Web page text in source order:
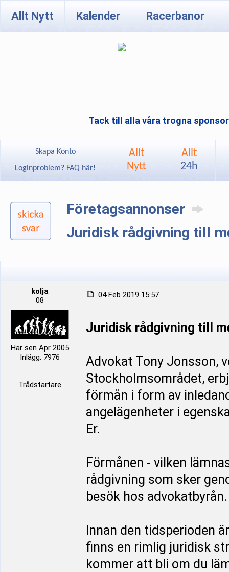
Allt Nytt Kalender Racerbanor
Tack till alla våra trogna
Skapa Konto
Loginproblem? FAQ här!
Allt
Nytt
Allt
24h
Företagsannonser
Juridisk rådgivning till
kolja
08
Här sen Apr 2005
Inlägg: 7976
Trådstartare
04 Feb 2019 15:57
Juridisk rådgivning till
Advokat Tony Jonsson,
Stockholmsområdet,
förmån i form av
angelägenheter i
Er.
Förmånen - vilken
rådgivning som sker
besök hos advokatbyrån.
Innan den tidsperioden
finns en rimlig juridisk
kommer att bli om du